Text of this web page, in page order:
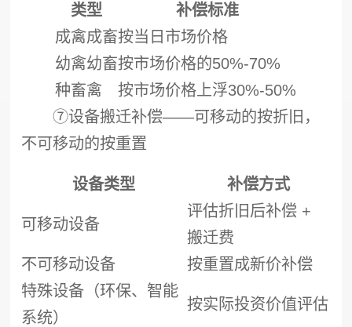
类型
补偿标准
成禽成畜按当日市场价格
幼禽幼畜按市场价格的50%-70%
种畜禽
按市场价格上浮30%-50%
⑦设备搬迁补偿——可移动的按折旧，
不可移动的按重置
设备类型 补偿方式
可移动设备
评估折旧后补偿 +
搬迁费
不可移动设备
按重置成新价补偿
特殊设备（环保、智能
系统）
按实际投资价值评估